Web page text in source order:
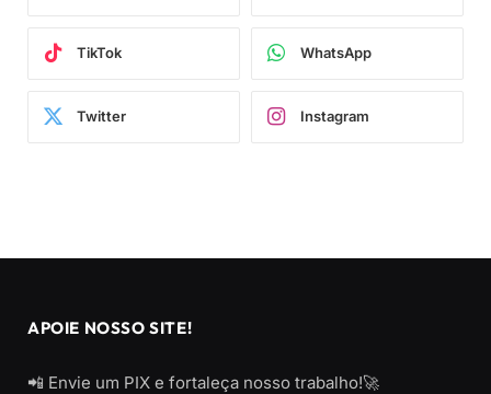
TikTok WhatsApp
Twitter Instagram
APOIE NOSSO SITE!
📲 Envie um PIX e fortaleça nosso trabalho!🚀